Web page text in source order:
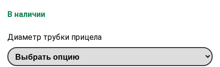
В наличии
Диаметр трубки прицела